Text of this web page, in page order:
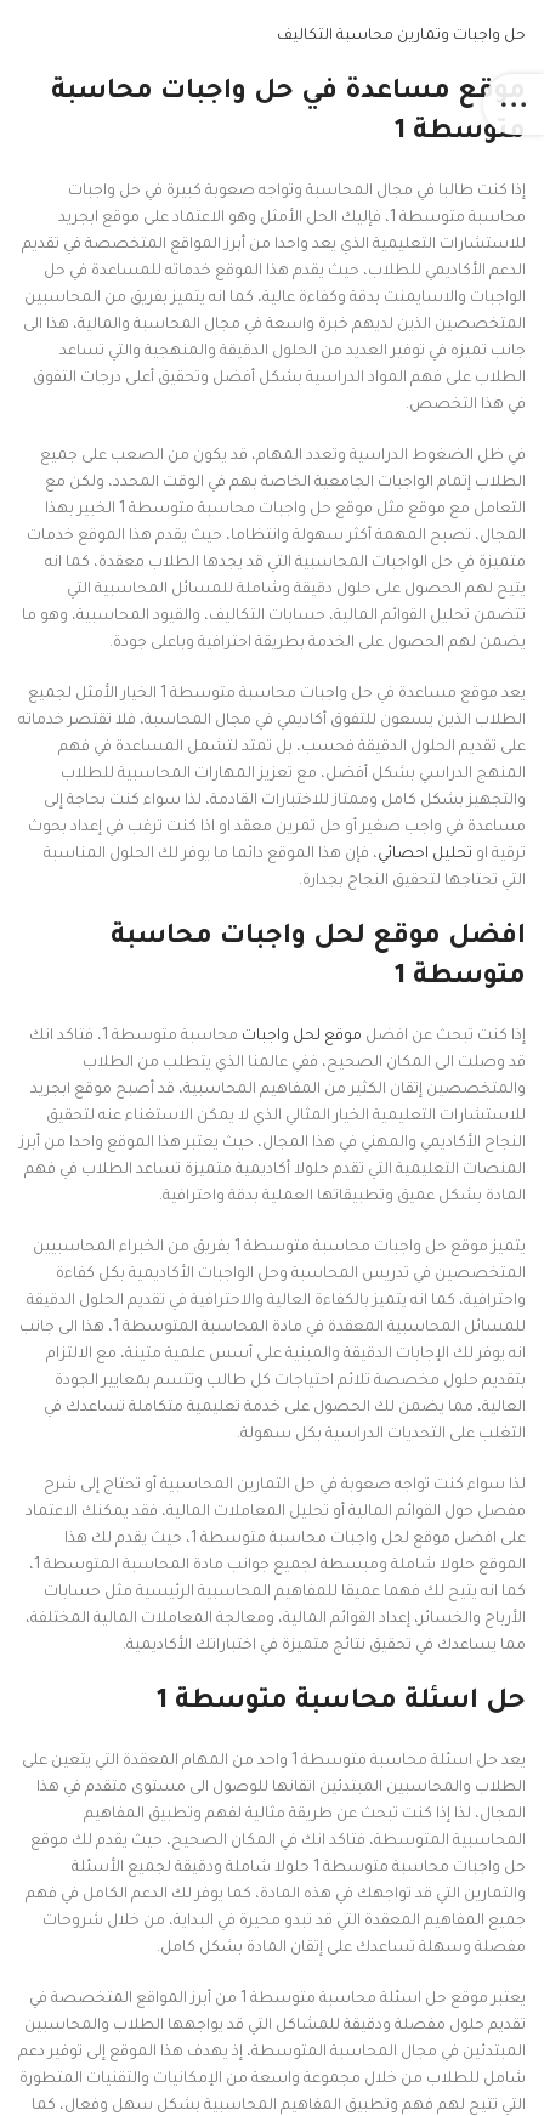
حل واجبات وتمارين محاسبة التكاليف
موقع مساعدة في حل واجبات محاسبة
متوسطة 1
إذا كنت طالبا في مجال المحاسبة وتواجه صعوبة كبيرة في حل واجبات
محاسبة متوسطة 1، فإليك الحل الأمثل وهو الاعتماد على موقع ابجريد
للاستشارات التعليمية الذي يعد واحدا من أبرز المواقع المتخصصة في تقديم
الدعم الأكاديمي للطلاب، حيث يقدم هذا الموقع خدماته للمساعدة في حل
الواجبات والاسايمنت بدقة وكفاءة عالية، كما انه يتميز بفريق من المحاسبين
المتخصصين الذين لديهم خبرة واسعة في مجال المحاسبة والمالية، هذا الى
جانب تميزه في توفير العديد من الحلول الدقيقة والمنهجية والتي تساعد
الطلاب على فهم المواد الدراسية بشكل أفضل وتحقيق أعلى درجات التفوق
في هذا التخصص.
في ظل الضغوط الدراسية وتعدد المهام، قد يكون من الصعب على جميع
الطلاب إتمام الواجبات الجامعية الخاصة بهم في الوقت المحدد، ولكن مع
التعامل مع موقع مثل موقع حل واجبات محاسبة متوسطة 1 الخبير بهذا
المجال، تصبح المهمة أكثر سهولة وانتظاما، حيث يقدم هذا الموقع خدمات
متميزة في حل الواجبات المحاسبية التي قد يجدها الطلاب معقدة، كما انه
يتيح لهم الحصول على حلول دقيقة وشاملة للمسائل المحاسبية التي
تتضمن تحليل القوائم المالية، حسابات التكاليف، والقيود المحاسبية، وهو ما
يضمن لهم الحصول على الخدمة بطريقة احترافية وباعلى جودة.
يعد موقع مساعدة في حل واجبات محاسبة متوسطة 1 الخيار الأمثل لجميع
الطلاب الذين يسعون للتفوق أكاديمي في مجال المحاسبة، فلا تقتصر خدماته
على تقديم الحلول الدقيقة فحسب، بل تمتد لتشمل المساعدة في فهم
المنهج الدراسي بشكل أفضل، مع تعزيز المهارات المحاسبية للطلاب
والتجهيز بشكل كامل وممتاز للاختبارات القادمة، لذا سواء كنت بحاجة إلى
مساعدة في واجب صغير أو حل تمرين معقد او اذا كنت ترغب في إعداد بحوث
ترقية او تحليل احصائي، فإن هذا الموقع دائما ما يوفر لك الحلول المناسبة
التي تحتاجها لتحقيق النجاح بجدارة.
افضل موقع لحل واجبات محاسبة
متوسطة 1
إذا كنت تبحث عن افضل موقع لحل واجبات
محاسبة متوسطة 1، فتاكد انك
قد وصلت الى المكان الصحيح، ففي عالمنا الذي يتطلب من الطلاب
والمتخصصين إتقان الكثير من المفاهيم المحاسبية، قد أصبح موقع ابجريد
للاستشارات التعليمية الخيار المثالي الذي لا يمكن الاستغناء عنه لتحقيق
النجاح الأكاديمي والمهني في هذا المجال، حيث يعتبر هذا الموقع واحدا من أبرز
المنصات التعليمية التي تقدم حلولا أكاديمية متميزة تساعد الطلاب في فهم
المادة بشكل عميق وتطبيقاتها العملية بدقة واحترافية.
يتميز موقع حل واجبات محاسبة متوسطة 1 بفريق من الخبراء المحاسبيين
المتخصصين في تدريس المحاسبة وحل الواجبات الأكاديمية بكل كفاءة
واحترافية، كما انه يتميز بالكفاءة العالية والاحترافية في تقديم الحلول الدقيقة
للمسائل المحاسبية المعقدة في مادة المحاسبة المتوسطة 1، هذا الى جانب
انه يوفر لك الإجابات الدقيقة والمبنية على أسس علمية متينة، مع الالتزام
بتقديم حلول مخصصة تلائم احتياجات كل طالب وتتسم بمعايير الجودة
العالية، مما يضمن لك الحصول على خدمة تعليمية متكاملة تساعدك في
التغلب على التحديات الدراسية بكل سهولة.
لذا سواء كنت تواجه صعوبة في حل التمارين المحاسبية أو تحتاج إلى شرح
مفصل حول القوائم المالية أو تحليل المعاملات المالية، فقد يمكنك الاعتماد
على افضل موقع لحل واجبات محاسبة متوسطة 1، حيث يقدم لك هذا
الموقع حلولا شاملة ومبسطة لجميع جوانب مادة المحاسبة المتوسطة 1،
كما انه يتيح لك فهما عميقا للمفاهيم المحاسبية الرئيسية مثل حسابات
الأرباح والخسائر، إعداد القوائم المالية، ومعالجة المعاملات المالية المختلفة،
مما يساعدك في تحقيق نتائج متميزة في اختباراتك الأكاديمية.
حل اسئلة محاسبة متوسطة 1
يعد حل اسئلة محاسبة متوسطة 1 واحد من المهام المعقدة التي يتعين على
الطلاب والمحاسبين المبتدئين اتقانها للوصول الى مستوى متقدم في هذا
المجال، لذا إذا كنت تبحث عن طريقة مثالية لفهم وتطبيق المفاهيم
المحاسبية المتوسطة، فتاكد انك في المكان الصحيح، حيث يقدم لك موقع
حل واجبات محاسبة متوسطة 1 حلولا شاملة ودقيقة لجميع الأسئلة
والتمارين التي قد تواجهك في هذه المادة، كما يوفر لك الدعم الكامل في فهم
جميع المفاهيم المعقدة التي قد تبدو محيرة في البداية، من خلال شروحات
مفصلة وسهلة تساعدك على إتقان المادة بشكل كامل.
يعتبر موقع حل اسئلة محاسبة متوسطة 1 من أبرز المواقع المتخصصة في
تقديم حلول مفصلة ودقيقة للمشاكل التي قد يواجهها الطلاب والمحاسبين
المبتدئين في مجال المحاسبة المتوسطة، إذ يهدف هذا الموقع إلى توفير دعم
شامل للطلاب من خلال مجموعة واسعة من الإمكانيات والتقنيات المتطورة
التي تتيح لهم فهم وتطبيق المفاهيم المحاسبية بشكل سهل وفعال، كما